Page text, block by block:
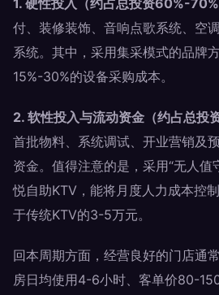
1. 硬性投入（约占总投资60%-70%
付、装修装饰、音响点歌系统、空
系统。其中，采用集采模式的品牌
15%-30%的设备采购成本。
2. 软性投入与流动资金（约占总投
首批物料、系统调试、开业营销及
资金。值得注意的是，采用“无人值
悦自助KTV，能将月度人力成本控
于传统KTV的3-5万元。
回本周期方面，经营良好的门店通
房日均使用4-6小时、客单价80-